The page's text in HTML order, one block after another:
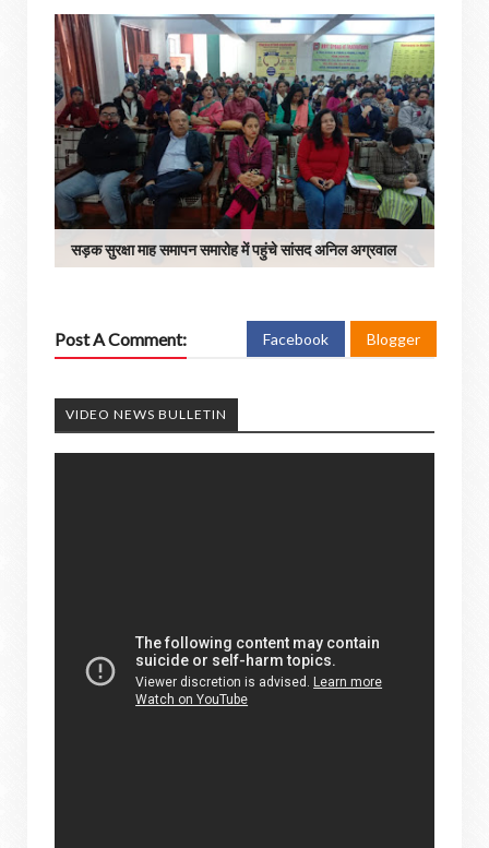
सड़क सुरक्षा माह समापन समारोह में पहुंचे सांसद अनिल अग्रवाल
Post A Comment: Facebook Blogger
VIDEO NEWS BULLETIN